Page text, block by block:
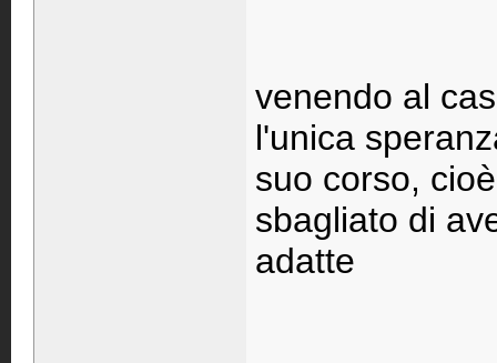
venendo al
l'unica
suo corso,
sbagliato di
adatte